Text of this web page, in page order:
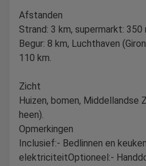
Afstanden
Strand: 3 km, supermarkt: 350
Begur: 8 km, Luchthaven
110 km.
Zicht
Huizen, bomen, Middellandse
heen).
Opmerkingen
Inclusief:- Bedlinnen en
elektriciteitOptioneel:-